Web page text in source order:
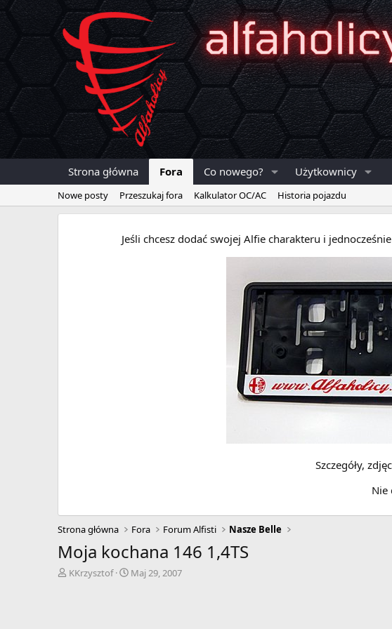
Strona główna Fora Co nowego? Użytkownicy
Nowe posty Przeszukaj fora Kalkulator OC/AC Historia pojazdu
Jeśli chcesz dodać swojej Alfie charakteru i
Szczegóły,
Nie
Strona główna Fora Forum Alfisti Nasze Belle
Moja kochana 146 1,4TS
A
KKrzysztof
D
Maj 29, 2007